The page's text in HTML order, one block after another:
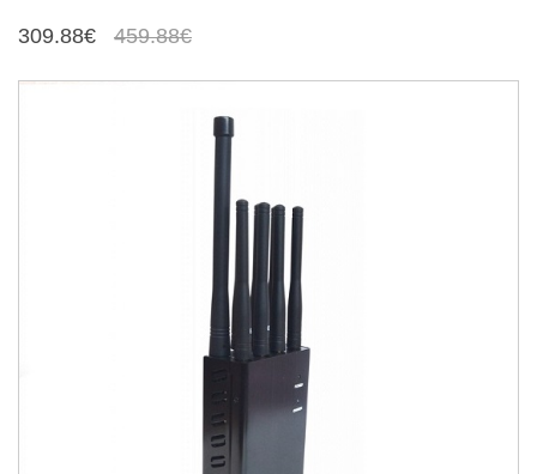
309.88€ 459.88€